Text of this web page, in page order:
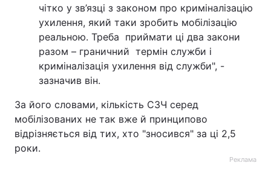
чітко у зв’язці з законом про криміналізацію
ухилення, який таки зробить мобілізацію
реальною. Треба приймати ці два закони
разом – граничний термін служби і
криміналізація ухилення від служби", -
зазначив він.
За його словами, кількість СЗЧ серед
мобілізованих не так вже й принципово
відрізняється від тих, хто "зносився" за ці 2,5
роки.
Реклама